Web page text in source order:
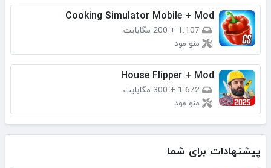
Cooking Simulator Mobile + Mod
1.107
+ 200 مگابایت
منو مود
House Flipper + Mod
1.672
+ 300 مگابایت
منو مود
پیشنهادات برای شما